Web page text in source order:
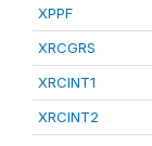
XPPF
XRCGRS
XRCINT1
XRCINT2